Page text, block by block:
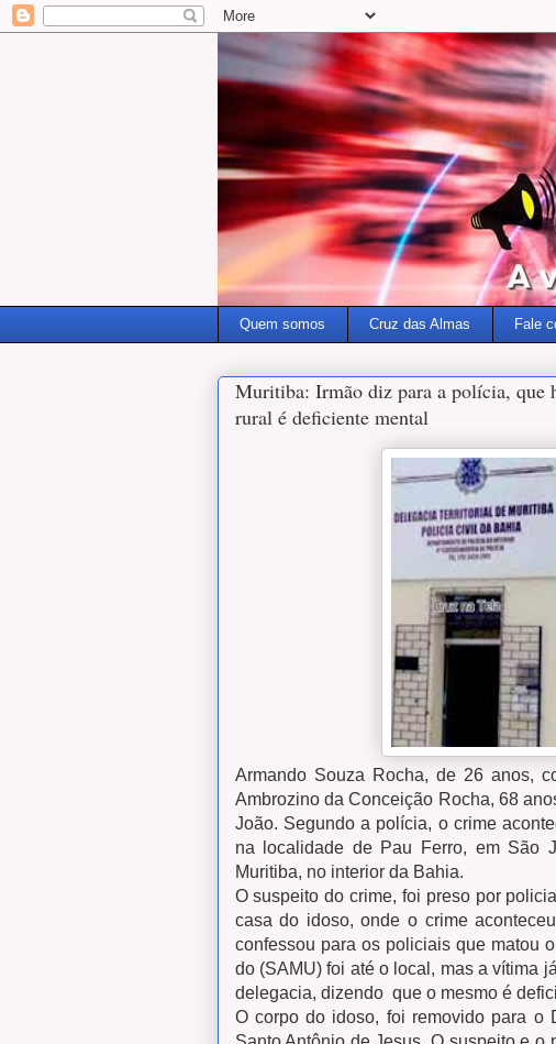
Quem somos Cruz das Almas Fale
Muritiba: Irmão diz para a polícia, que
rural é deficiente mental
Armando Souza Rocha, de 26 anos,
Ambrozino da Conceição Rocha, 68
João. Segundo a polícia, o crime
na localidade de Pau Ferro, em São
Muritiba, no interior da Bahia.
O suspeito do crime, foi preso por
casa do idoso, onde o crime
confessou para os policiais que matou
do (SAMU) foi até o local, mas a vítima
delegacia, dizendo que o mesmo é
O corpo do idoso, foi removido para o